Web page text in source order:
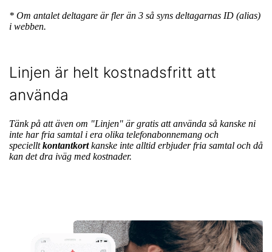
* Om antalet deltagare är fler än 3 så syns deltagarnas ID (alias)
i webben.
Linjen är helt kostnadsfritt att
använda
Tänk på att även om "Linjen" är gratis att använda så kanske ni
inte har fria samtal i era olika telefonabonnemang och
specielltkontantkortkanske inte alltid erbjuder fria samtal och då
kan det dra iväg med kostnader.